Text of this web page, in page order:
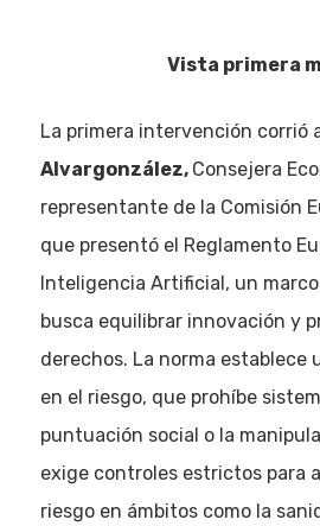
Vista primera
La primera intervención corrió
Alvargonzález, Consejera
representante de la Comisión
que presentó el Reglamento
Inteligencia Artificial, un
busca equilibrar innovación y
derechos. La norma establece
en el riesgo, que prohíbe
puntuación social o la
exige controles estrictos para
riesgo en ámbitos como la